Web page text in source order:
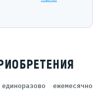
единоразово ежемесячно